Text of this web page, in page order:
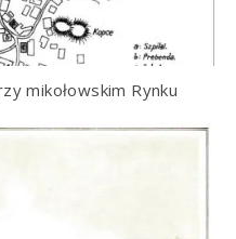
mikołowskim Rynku